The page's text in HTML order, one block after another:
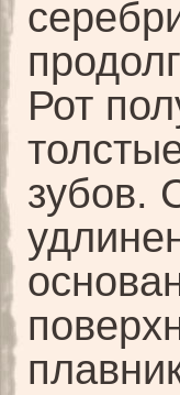
Рот
зубов.